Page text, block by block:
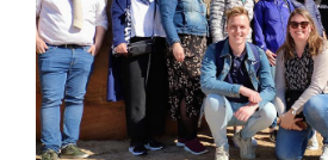
koskevasta
tutkimuksesta
kaikille
kiinnostuneille.